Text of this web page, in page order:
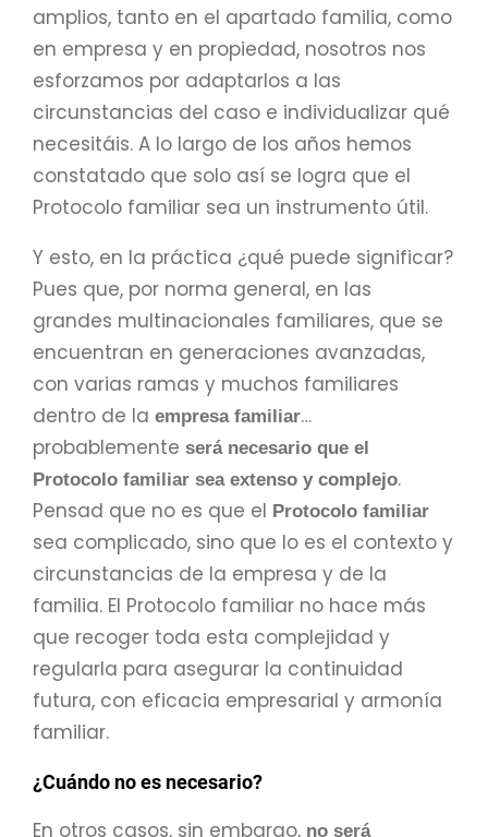
amplios, tanto en el apartado familia, como
en empresa y en propiedad, nosotros nos
esforzamos por adaptarlos a las
circunstancias del caso e individualizar qué
necesitáis. A lo largo de los años hemos
constatado que solo así se logra que el
Protocolo familiar sea un instrumento útil.
Y esto, en la práctica ¿qué puede significar?
Pues que, por norma general, en las
grandes multinacionales familiares, que se
encuentran en generaciones avanzadas,
con varias ramas y muchos familiares
dentro de la empresa familiar…
probablemente será necesario que el
Protocolo familiar sea extenso y complejo.
Pensad que no es que el Protocolo familiar
sea complicado, sino que lo es el contexto y
circunstancias de la empresa y de la
familia. El Protocolo familiar no hace más
que recoger toda esta complejidad y
regularla para asegurar la continuidad
futura, con eficacia empresarial y armonía
familiar.
¿Cuándo no es necesario?
En otros casos, sin embargo, no será